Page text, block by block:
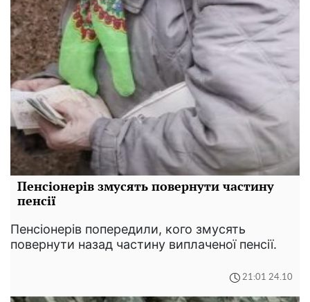
Пенсіонерів змусять повернути частину
пенсії
Пенсіонерів попередили, кого змусять
повернути назад частину виплаченої пенсії.
21:01 24.10